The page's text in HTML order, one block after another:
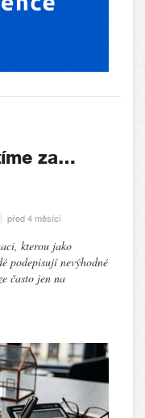
za…
před 4 měsíci
kterou jako
podepisují nevýhodné
často jen na